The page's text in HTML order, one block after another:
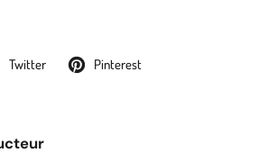
Twitter Pinterest